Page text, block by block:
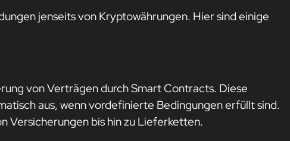
jenseits von Kryptowährungen. Hier sind einige
von Verträgen durch Smart Contracts. Diese
aus, wenn vordefinierte Bedingungen erfüllt sind.
Versicherungen bis hin zu Lieferketten.